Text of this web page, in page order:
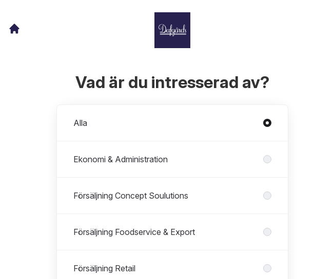
Vad är du intresserad av?
Alla
Ekonomi & Administration
Försäljning Concept Soulutions
Försäljning Foodservice & Export
Försäljning Retail